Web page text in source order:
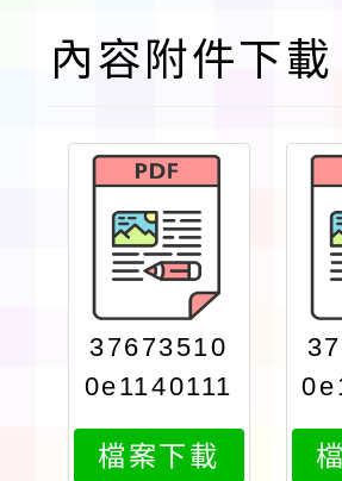
內容附件下載
37673510
0e1140111
438print
檔案下載